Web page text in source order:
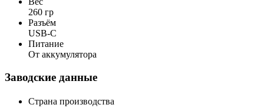
260 гр
Разъём
USB-C
Питание
От аккумулятора
Заводские данные
Страна производства